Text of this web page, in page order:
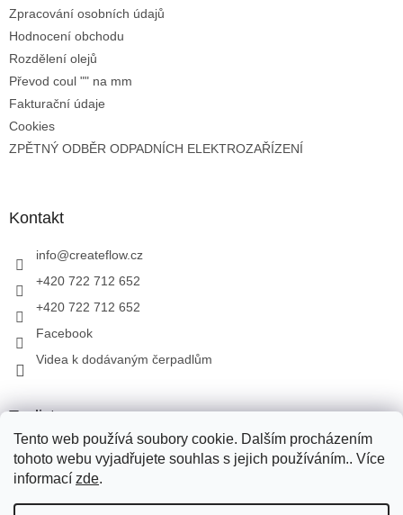
Tento web používá soubory cookie. Dalším procházením
tohoto webu vyjadřujete souhlas s jejich používáním.. Více
informací zde.
Zpracování osobních údajů
Hodnocení obchodu
Rozdělení olejů
Převod coul "" na mm
Fakturační údaje
Cookies
ZPĚTNÝ ODBĚR ODPADNÍCH ELEKTROZAŘÍZENÍ
Kontakt
info@createflow.cz
+420 722 712 652
+420 722 712 652
Facebook
Videa k dodávaným čerpadlům
Toplist